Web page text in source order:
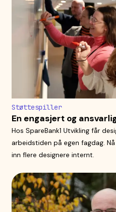
Støttespiller
En engasjert og
Hos SpareBank1 Utvikling får
arbeidstiden på egen fagdag.
inn flere designere internt.